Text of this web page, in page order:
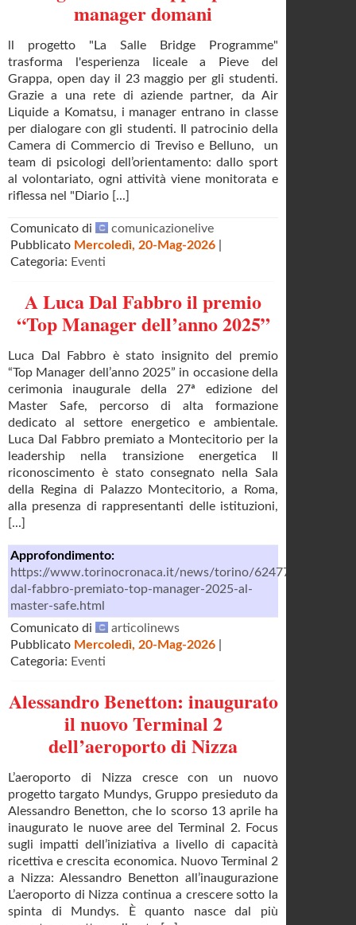
manager domani
ll progetto "La Salle Bridge Programme"
trasforma l'esperienza liceale a Pieve del
Grappa, open day il 23 maggio per gli studenti.
Grazie a una rete di aziende partner, da Air
Liquide a Komatsu, i manager entrano in classe
per dialogare con gli studenti. Il patrocinio della
Camera di Commercio di Treviso e Belluno, un
team di psicologi dell’orientamento: dallo sport
al volontariato, ogni attività viene monitorata e
riflessa nel "Diario [...]
Comunicato di
comunicazionelive
Pubblicato Mercoledì, 20-Mag-2026
Categoria: Eventi
A Luca Dal Fabbro il premio
“Top Manager dell’anno 2025”
Luca Dal Fabbro è stato insignito del premio
“Top Manager dell’anno 2025” in occasione della
cerimonia inaugurale della 27ª edizione del
Master Safe, percorso di alta formazione
dedicato al settore energetico e ambientale.
Luca Dal Fabbro premiato a Montecitorio per la
leadership nella transizione energetica Il
riconoscimento è stato consegnato nella Sala
della Regina di Palazzo Montecitorio, a Roma,
alla presenza di rappresentanti delle istituzioni,
[...]
Approfondimento:
https://www.torinocronaca.it/news/torino/624775/luca-
dal-fabbro-premiato-top-manager-2025-al-
master-safe.html
Comunicato di
articolinews
Pubblicato Mercoledì, 20-Mag-2026
Categoria: Eventi
Alessandro Benetton: inaugurato
il nuovo Terminal 2
dell’aeroporto di Nizza
L’aeroporto di Nizza cresce con un nuovo
progetto targato Mundys, Gruppo presieduto da
Alessandro Benetton, che lo scorso 13 aprile ha
inaugurato le nuove aree del Terminal 2. Focus
sugli impatti dell’iniziativa a livello di capacità
ricettiva e crescita economica. Nuovo Terminal 2
a Nizza: Alessandro Benetton all’inaugurazione
L’aeroporto di Nizza continua a crescere sotto la
spinta di Mundys. È quanto nasce dal più